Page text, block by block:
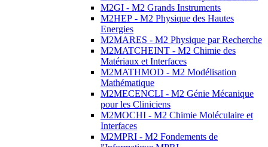
M2GI - M2 Grands Instruments
M2HEP - M2 Physique des Hautes
Energies
M2MARES - M2 Physique par Recherche
M2MATCHEINT - M2 Chimie des
Matériaux et Interfaces
M2MATHMOD - M2 Modélisation
Mathématique
M2MECENCLI - M2 Génie Mécanique
pour les Cliniciens
M2MOCHI - M2 Chimie Moléculaire et
Interfaces
M2MPRI - M2 Fondements de